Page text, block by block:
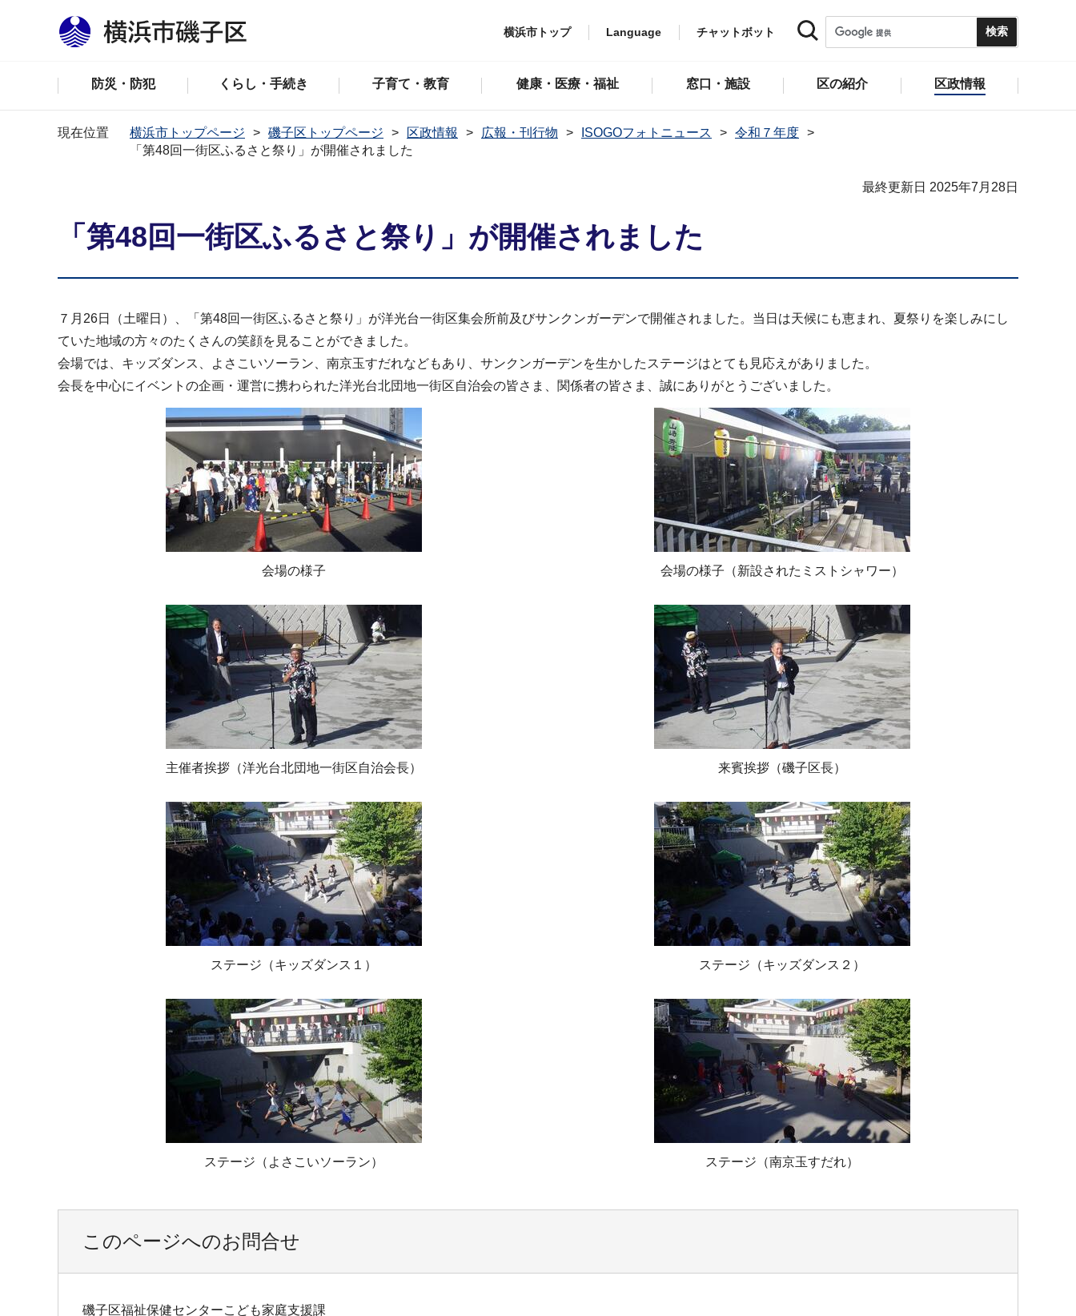
横浜市トップ Language チャットボット
防災・防犯 くらし・手続き 子育て・教育 健康・医療・福祉 窓口・施設 区の紹介 区政情報
現在位置 横浜市トップページ 磯子区トップページ 区政情報 広報・刊行物 ISOGOフォトニュース
令和７年度
「第48回一街区ふるさと祭り」が開催されました
最終更新日 2025年7月28日
「第48回一街区ふるさと祭り」が開催されました
７月26日（土曜日）、「第48回一街区ふるさと祭り」が洋光台一街区集会所前及びサンクンガーデンで開催されました。当日は天候にも恵まれ、夏祭りを楽しみにし
ていた地域の方々のたくさんの笑顔を見ることができました。
会場では、キッズダンス、よさこいソーラン、南京玉すだれなどもあり、サンクンガーデンを生かしたステージはとても見応えがありました。
会長を中心にイベントの企画・運営に携わられた洋光台北団地一街区自治会の皆さま、関係者の皆さま、誠にありがとうございました。
会場の様子 会場の様子（新設されたミストシャワー）
主催者挨拶（洋光台北団地一街区自治会長） 来賓挨拶（磯子区長）
ステージ（キッズダンス１） ステージ（キッズダンス２）
ステージ（よさこいソーラン） ステージ（南京玉すだれ）
このページへのお問合せ
磯子区福祉保健センターこども家庭支援課